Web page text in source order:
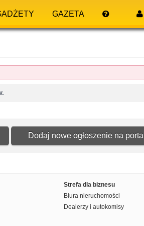
GAZETA
Dodaj nowe ogłoszenie na portal
Strefa dla biznesu
Biura nieruchomości
Dealerzy i autokomisy